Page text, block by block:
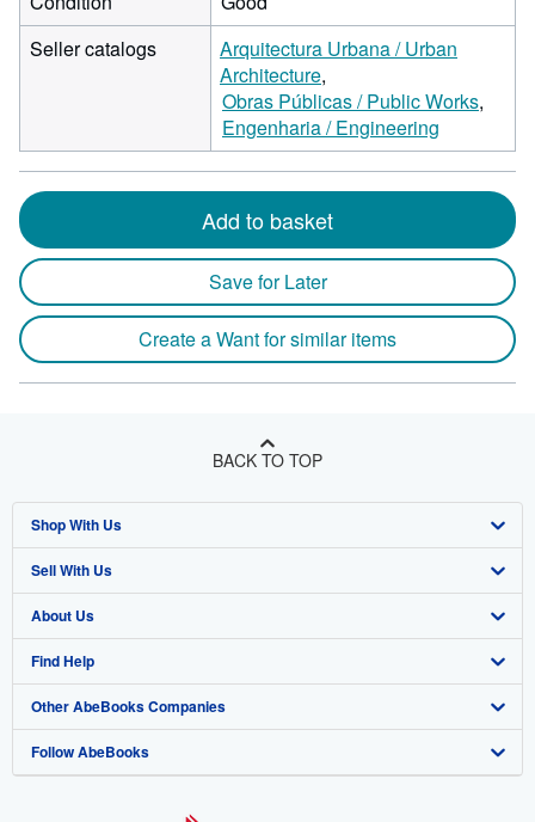
Seller catalogs
Arquitectura Urbana / Urban
Architecture
Obras Públicas / Public Works
Engenharia / Engineering
Add to basket
Save for Later
Create a Want for similar items
BACK TO TOP
Shop With Us
Advanced Search
Browse Collections
My Account
My Orders
View Basket
Sell With Us
Start Selling
Join Our Affiliate Program
Book Buyback
Refer a seller
About Us
About AbeBooks
Media
Careers
Find Help
Help
Customer Support
Other AbeBooks Companies
AbeBooks.co.uk
Follow AbeBooks